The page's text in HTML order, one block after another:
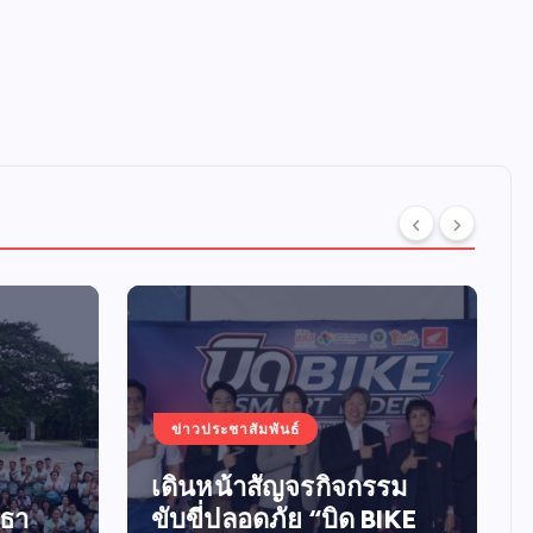
า
ข่าวประชาสัมพันธ์
เดินหน้าสัญจรกิจกรรม
ขับขี่ปลอดภัย “บิด BIKE